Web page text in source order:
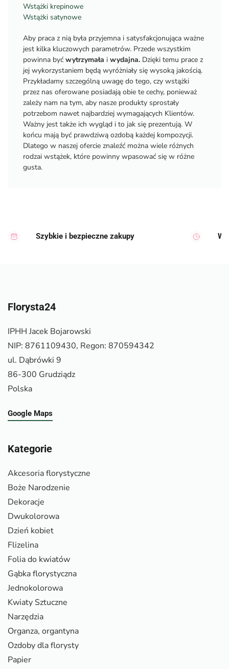
Wstążki krepinowe
Wstążki satynowe
Aby praca z nią była przyjemna i satysfakcjonująca ważne
jest kilka kluczowych parametrów. Przede wszystkim
powinna być wytrzymała i wydajna. Dzięki temu prace z
jej wykorzystaniem będą wyróżniały się wysoką jakością.
Przykładamy szczególną uwagę do tego, czy wstążki
przez nas oferowane posiadają obie te cechy, ponieważ
zależy nam na tym, aby nasze produkty sprostały
potrzebom nawet najbardziej wymagających Klientów.
Ważny jest także ich wygląd i to jak się prezentują. W
końcu mają być prawdziwą ozdobą każdej kompozycji.
Dlatego w naszej ofercie znaleźć można wiele różnych
rodzai wstążek, które powinny wpasować się w różne
gusta.
Szybkie i bezpieczne zakupy
Florysta24
IPHH Jacek Bojarowski
NIP: 8761109430, Regon: 870594342
ul. Dąbrówki 9
86-300 Grudziądz
Polska
Google Maps
Kategorie
Akcesoria florystyczne
Boże Narodzenie
Dekoracje
Dwukolorowa
Dzień kobiet
Flizelina
Folia do kwiatów
Gąbka florystyczna
Jednokolorowa
Kwiaty Sztuczne
Narzędzia
Organza, organtyna
Ozdoby dla florysty
Papier